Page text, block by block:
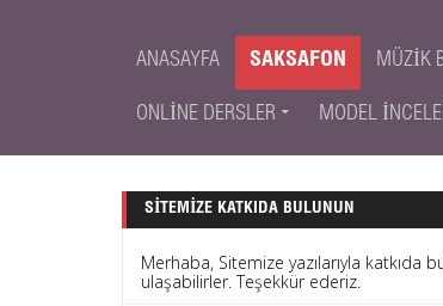
ANASAYFA SAKSAFON MÜZIK
ONLINE DERSLER MODEL
SITEMIZE KATKIDA BULUNUN
Merhaba, Sitemize yazılarıyla
ulaşabilirler. Teşekkür ederiz.